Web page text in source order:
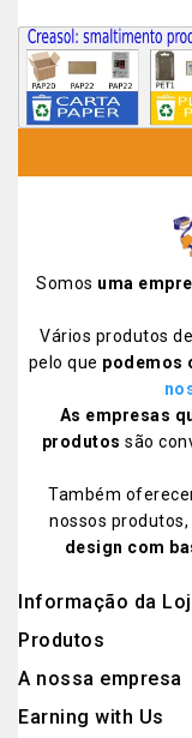
Somos uma
Vários produtos
pelo que podemos
As empresas
produtos são
Também
nossos
design com
Informação da
Produtos
A nossa empresa
Earning with Us